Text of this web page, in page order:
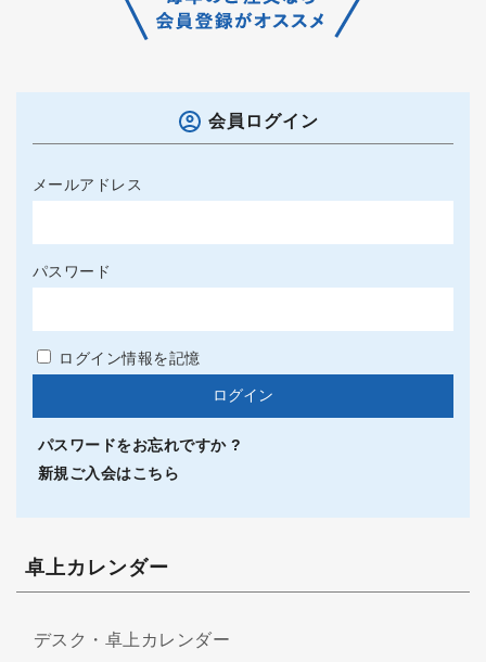
会員ログイン
メールアドレス
パスワード
ログイン情報を記憶
パスワードをお忘れですか ?
新規ご入会はこちら
卓上カレンダー
デスク・卓上カレンダー